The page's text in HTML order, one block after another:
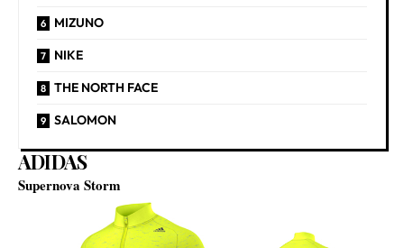
MIZUNO
NIKE
THE NORTH FACE
SALOMON
ADIDAS
Supernova Storm